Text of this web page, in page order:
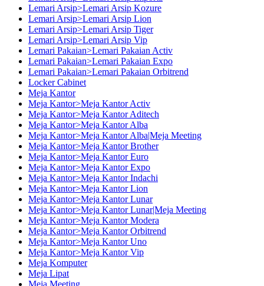
Lemari Arsip>Lemari Arsip Kozure
Lemari Arsip>Lemari Arsip Lion
Lemari Arsip>Lemari Arsip Tiger
Lemari Arsip>Lemari Arsip Vip
Lemari Pakaian>Lemari Pakaian Activ
Lemari Pakaian>Lemari Pakaian Expo
Lemari Pakaian>Lemari Pakaian Orbitrend
Locker Cabinet
Meja Kantor
Meja Kantor>Meja Kantor Activ
Meja Kantor>Meja Kantor Aditech
Meja Kantor>Meja Kantor Alba
Meja Kantor>Meja Kantor Alba|Meja Meeting
Meja Kantor>Meja Kantor Brother
Meja Kantor>Meja Kantor Euro
Meja Kantor>Meja Kantor Expo
Meja Kantor>Meja Kantor Indachi
Meja Kantor>Meja Kantor Lion
Meja Kantor>Meja Kantor Lunar
Meja Kantor>Meja Kantor Lunar|Meja Meeting
Meja Kantor>Meja Kantor Modera
Meja Kantor>Meja Kantor Orbitrend
Meja Kantor>Meja Kantor Uno
Meja Kantor>Meja Kantor Vip
Meja Komputer
Meja Lipat